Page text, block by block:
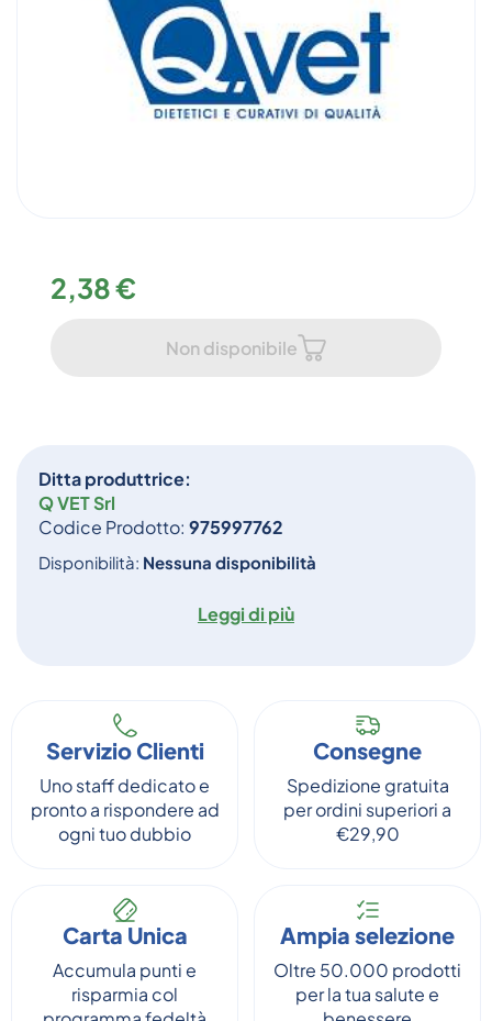
Ditta produttrice:
Q VET Srl
Codice Prodotto: 975997762
Disponibilità: Nessuna disponibilità
Leggi di più
2,38 €
Non disponibile
Servizio Clienti
Uno staff dedicato e
pronto a rispondere ad
ogni tuo dubbio
Consegne
Spedizione gratuita
per ordini superiori a
€29,90
Carta Unica
Accumula punti e
risparmia col
Ampia selezione
Oltre 50.000 prodotti
per la tua salute e